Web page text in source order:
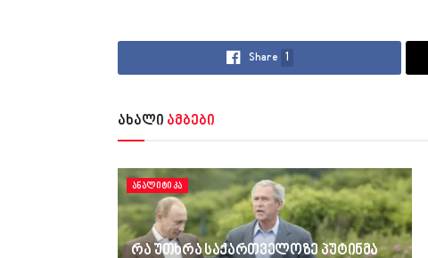
Share 1
ახალი ამბები
ᲐᲜᲐᲚᲘᲢᲘᲙᲐ
რა უთხრა საქართველოზე პუტინმა